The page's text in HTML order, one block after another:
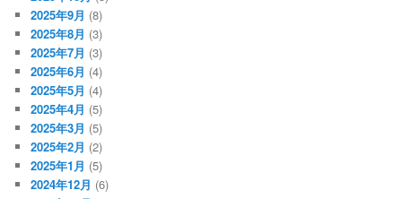
2025年9月 (8)
2025年8月 (3)
2025年7月 (3)
2025年6月 (4)
2025年5月 (4)
2025年4月 (5)
2025年3月 (5)
2025年2月 (2)
2025年1月 (5)
2024年12月 (6)